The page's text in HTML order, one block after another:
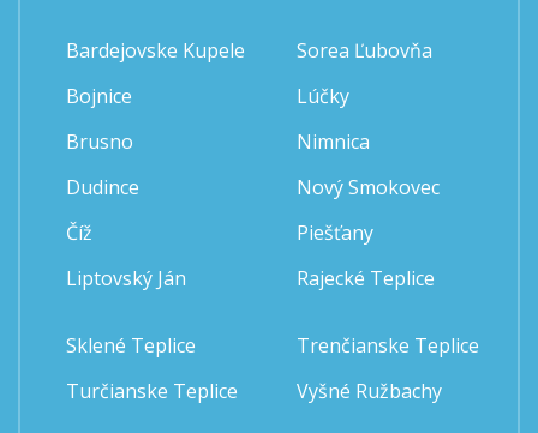
Bardejovske Kupele
Bojnice
Brusno
Dudince
Číž
Liptovský Ján
Sorea Ľubovňa
Lúčky
Nimnica
Nový Smokovec
Piešťany
Rajecké Teplice
Sklené Teplice
Turčianske Teplice
Trenčianske Teplice
Vyšné Ružbachy